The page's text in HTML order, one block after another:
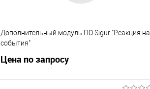
Дополнительный модуль ПО Sigur "Реакция на
события"
Цена по запросу